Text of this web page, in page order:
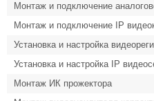
Монтаж и подключение
Монтаж и подключение IP
Установка и настройка
Установка и настройка IP
Монтаж ИК прожектора